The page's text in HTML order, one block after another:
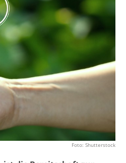
Foto: Shutterstock